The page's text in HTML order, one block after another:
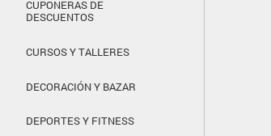
CUPONERAS DE
DESCUENTOS
CURSOS Y TALLERES
DECORACIÓN Y BAZAR
DEPORTES Y FITNESS